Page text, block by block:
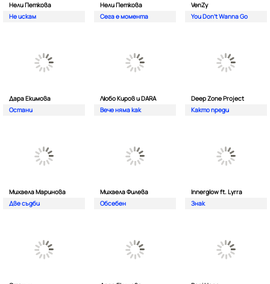
Нели Петкова
Не искам
Нели Петкова
Сега е момента
VenZy
You Don't Wanna Go
Дара Екимова
Остани
Любо Киров и DARA
Вече няма как
Deep Zone Project
Както преди
Михаела Маринова
Две съдби
Михаела Филева
Обсебен
Innerglow ft. Lyrra
Знак